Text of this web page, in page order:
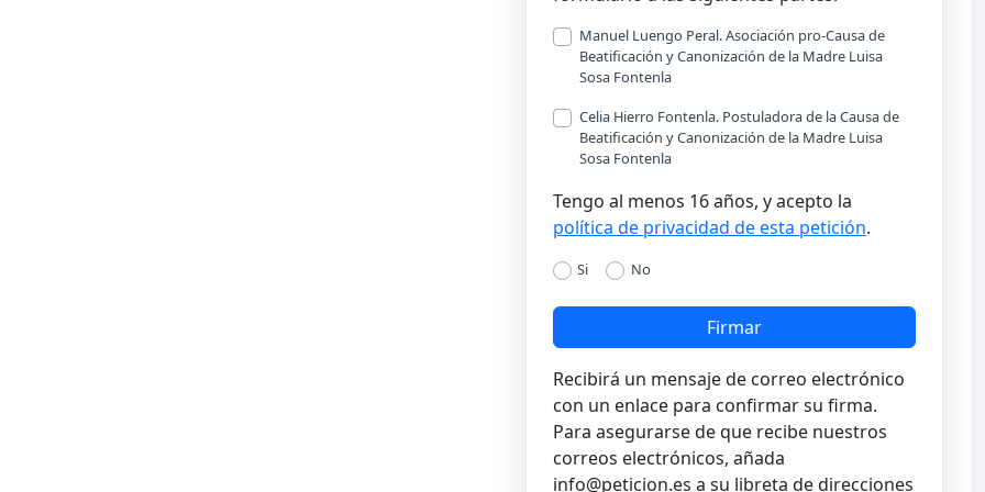
Manuel Luengo Peral. Asociación pro-Causa de
Beatificación y Canonización de la Madre Luisa
Sosa Fontenla
Celia Hierro Fontenla. Postuladora de la Causa de
Beatificación y Canonización de la Madre Luisa
Sosa Fontenla
Tengo al menos 16 años, y acepto la
política de privacidad de esta petición.
Si No
Firmar
Recibirá un mensaje de correo electrónico
con un enlace para confirmar su firma.
Para asegurarse de que recibe nuestros
correos electrónicos, añada
info@peticion.es a su libreta de direcciones